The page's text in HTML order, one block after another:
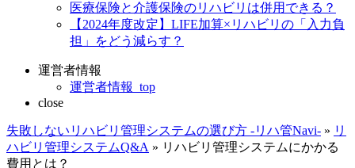
医療保険と介護保険のリハビリは併用できる？
【2024年度改定】LIFE加算×リハビリの「入力負
担」をどう減らす？
運営者情報
運営者情報_top
close
失敗しないリハビリ管理システムの選び方 -リハ管Navi- » リ
ハビリ管理システムQ&A » リハビリ管理システムにかかる
費用とは？